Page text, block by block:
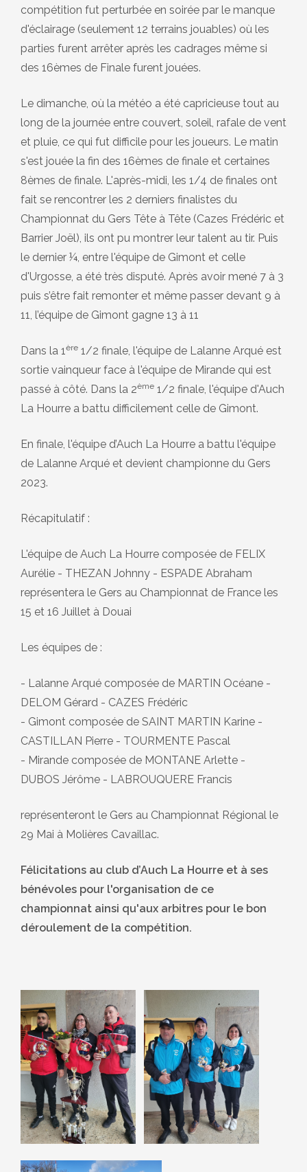
compétition fut perturbée en soirée par le manque
d'éclairage (seulement 12 terrains jouables) où les
parties furent arrêter après les cadrages même si
des 16èmes de Finale furent jouées.
Le dimanche, où la météo a été capricieuse tout au
long de la journée entre couvert, soleil, rafale de vent
et pluie, ce qui fut difficile pour les joueurs. Le matin
s'est jouée la fin des 16èmes de finale et certaines
8èmes de finale. L'après-midi, les 1/4 de finales ont
fait se rencontrer les 2 derniers finalistes du
Championnat du Gers Tête à Tête (Cazes Frédéric et
Barrier Joël), ils ont pu montrer leur talent au tir. Puis
le dernier ¼, entre l'équipe de Gimont et celle
d'Urgosse, a été très disputé. Après avoir mené 7 à 3
puis s’être fait remonter et même passer devant 9 à
11, l’équipe de Gimont gagne 13 à 11
Dans la 1 ère 1/2 finale, l'équipe de Lalanne Arqué est
sortie vainqueur face à l'équipe de Mirande qui est
passé à côté. Dans la 2ème 1/2 finale, l'équipe d'Auch
La Hourre a battu difficilement celle de Gimont.
En finale, l'équipe d’Auch La Hourre a battu l'équipe
de Lalanne Arqué et devient championne du Gers
2023.
Récapitulatif :
L'équipe de Auch La Hourre composée de FELIX
Aurélie - THEZAN Johnny - ESPADE Abraham
représentera le Gers au Championnat de France les
15 et 16 Juillet à Douai
Les équipes de :
- Lalanne Arqué composée de MARTIN Océane -
DELOM Gérard - CAZES Frédéric
- Gimont composée de SAINT MARTIN Karine -
CASTILLAN Pierre - TOURMENTE Pascal
- Mirande composée de MONTANE Arlette -
DUBOS Jérôme - LABROUQUERE Francis
représenteront le Gers au Championnat Régional le
29 Mai à Molières Cavaillac.
Félicitations au club d’Auch La Hourre et à ses
bénévoles pour l'organisation de ce
championnat ainsi qu'aux arbitres pour le bon
déroulement de la compétition.